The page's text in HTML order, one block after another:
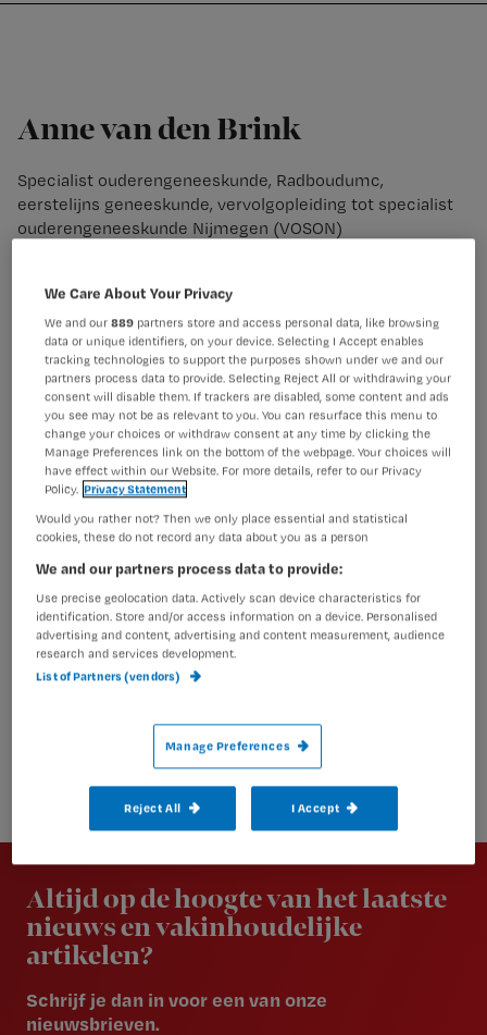
Nursing
Anne van den Brink
Specialist ouderengeneeskunde, Radboudumc,
eerstelijns geneeskunde, vervolgopleiding tot specialist
ouderengeneeskunde Nijmegen (VOSON)
ouderengeneeskunde verbonden aan het Radboudumc.
Zij heeft ruim 20 jaar in verpleeghuis Joachim en Anna
(Stichting De Waalboog) gewerkt op de afdeling
gerontopsychiatrie. In 2019 is zij gepromoveerd op het
onderzoek “Nursing home residents with mental and
physical multimorbidity; characteristisc, neuropsychiatric
symptoms and needs”.
Altijd op de hoogte van het laatste
nieuws en vakinhoudelijke
artikelen?
Schrijf je dan in voor een van onze
nieuwsbrieven.
We Care About Your Privacy
We and our889 partners store and access personal data, like browsing
data or unique identifiers, on your device. Selecting I Accept enables
tracking technologies to support the purposes shown under we and our
partners process data to provide. Selecting Reject All or withdrawing your
consent will disable them. If trackers are disabled, some content and ads
you see may not be as relevant to you. You can resurface this menu to
change your choices or withdraw consent at any time by clicking the
Manage Preferences link on the bottom of the webpage. Your choices will
have effect within our Website. For more details, refer to our Privacy
Policy. Privacy Statement
Would you rather not? Then we only place essential and statistical
cookies, these do not record any data about you as a person
We and our partners process data to provide:
Use precise geolocation data. Actively scan device characteristics for
identification. Store and/or access information on a device. Personalised
advertising and content, advertising and content measurement, audience
research and services development.
List of Partners (vendors)
Manage Preferences
Reject All I Accept